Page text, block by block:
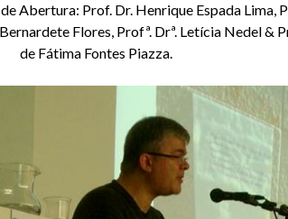
Abertura: Prof. Dr. Henrique Espada Lima,
Flores, Profª. Drª. Letícia Nedel &
de Fátima Fontes Piazza.